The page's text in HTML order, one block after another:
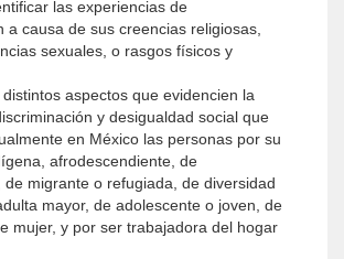
las experiencias de
a causa de sus creencias religiosas,
sexuales, o rasgos físicos y
distintos aspectos que evidencien la
y desigualdad social que
en México las personas por su
afrodescendiente, de
de migrante o refugiada, de diversidad
mayor, de adolescente o joven, de
mujer, y por ser trabajadora del hogar